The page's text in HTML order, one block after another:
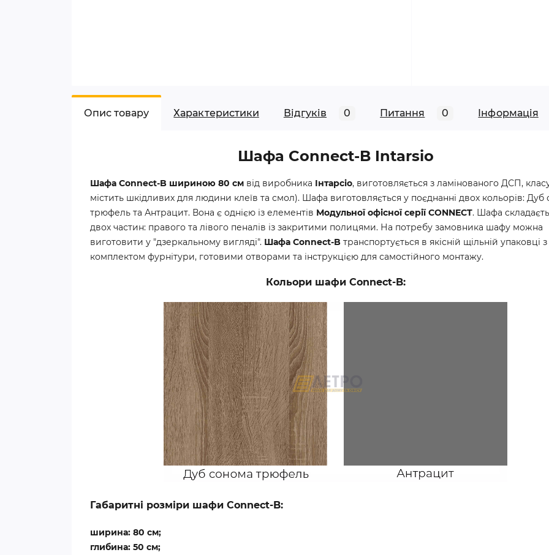
Опис товару Характеристики Відгуків 0 Питання 0 Iнформація
Шафа Connect-B Intarsio
Шафа Connect-B шириною 80 см від виробника Інтарсіо, виготовляється з ламінованого ДСП,
містить шкідливих для людини клеїв та смол). Шафа виготовляється у поєднанні двох кольорів: Дуб
трюфель та Антрацит. Вона є однією із елементів Модульної офісної серії CONNECT. Шафа
двох частин: правого та лівого пеналів із закритими полицями. На потребу замовника шафу можна
виготовити у "дзеркальному вигляді". Шафа Connect-B транспортується в якісній щільній упаковці з
комплектом фурнітури, готовими отворами та інструкцією для самостійного монтажу.
Кольори шафи Connect-B:
Габаритні розміри шафи Connect-B:
ширина: 80 см;
глибина: 50 см;